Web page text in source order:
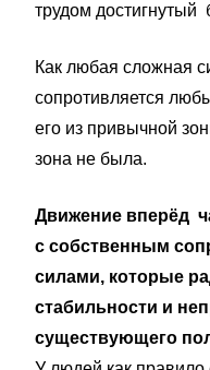
трудом достигнутый
Как любая сложная
сопротивляется
его из привычной
зона не была.
Движение вперёд
с собственным
силами, которые
стабильности и
существующего